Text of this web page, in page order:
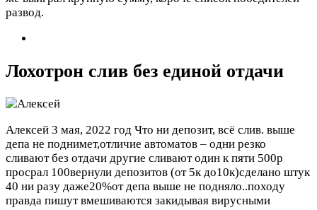
развод.
Лохотрон слив без единой отдачи
Алексей 3 мая, 2022 год Что ни депозит, всё слив. выше
депа не поднимет,отличие автоматов – одни резко
сливают без отдачи другие сливают один к пяти 500р
просрал 100вернули депозитов (от 5к до10к)сделано штук
40 ни разу даже20%от депа выше не подняло..походу
правда пишут вмешиваются закидывая вирусными